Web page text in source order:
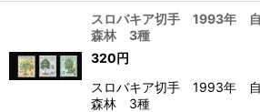
スロバキア切手 1993年
森林 3種
320円
スロバキア切手 1993年
森林 3種